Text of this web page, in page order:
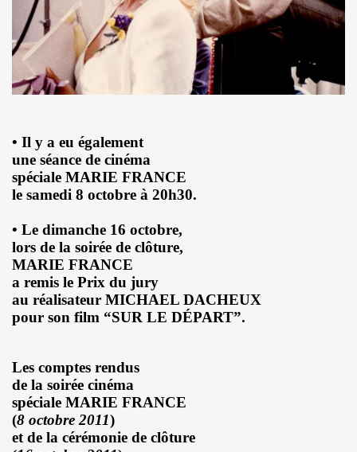
• Il y a eu également
une séance de cinéma
spéciale MARIE FRANCE
le samedi 8 octobre à 20h30.
• Le dimanche 16 octobre,
lors de la soirée de clôture,
MARIE FRANCE
a remis le Prix du jury
au réalisateur MICHAEL DACHEUX
pour son film “SUR LE DÉPART”.
Les comptes rendus
de la soirée cinéma
spéciale MARIE FRANCE
(8 octobre 2011)
et de la cérémonie de clôture
Berlin"), premier concert avec public du
de JACQUES DUVALL, musique de LEONARD
avec ALEXANDRE WETTER : chronique detaillee.
BENJAMIN SIKSOU dans "LES SOULIERS
FRANCE le 7 decembre 2019 au Silencio (Paris) :
PARIS : chronique detaillee.
FAMILY les 19 et 20 decembre 2019 a La
Du 16 au 22 novembre 2019 pour l expo "La fabrique
de MARIE FRANCE (realise et compose par
de MARIE FRANCE dans "Liberation" (19 et
dans "ROCKFOLKsvp" (novembre 2019), par